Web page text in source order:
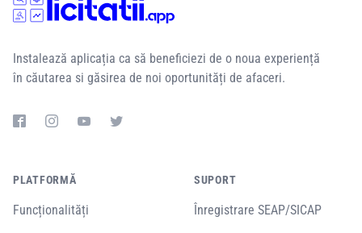
Instalează aplicația ca să beneficiezi de o noua experiență
în căutarea si găsirea de noi oportunități de afaceri.
PLATFORMĂ
Funcționalități
SUPORT
Înregistrare SEAP/SICAP